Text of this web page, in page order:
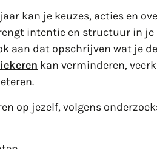
kan je keuzes, acties en
intentie en structuur in
aan dat opschrijven wat je
kan verminderen,
op jezelf, volgens onderzoek: